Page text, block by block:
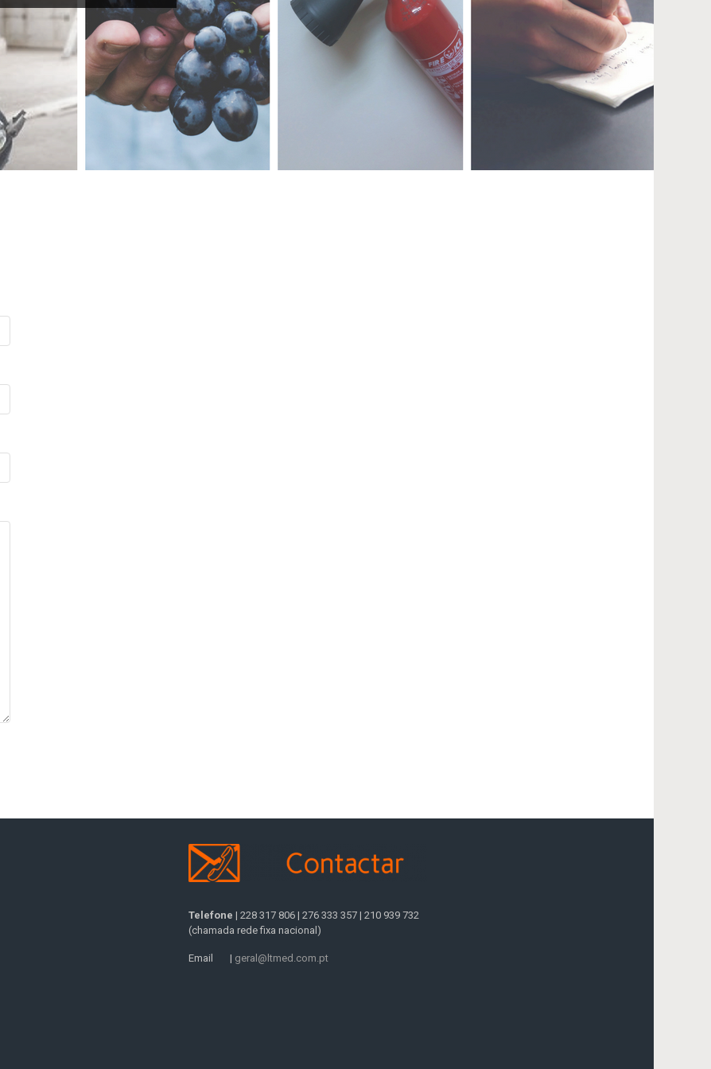
Telefone | 228 317 806 | 276 333 357 | 210 939 732
(chamada rede fixa nacional)
Email | geral@ltmed.com.pt